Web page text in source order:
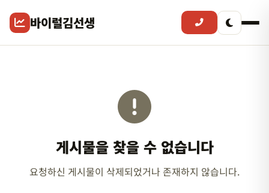
바이럴김선생
게시물을 찾을 수 없습니다
요청하신 게시물이 삭제되었거나 존재하지 않습니다.